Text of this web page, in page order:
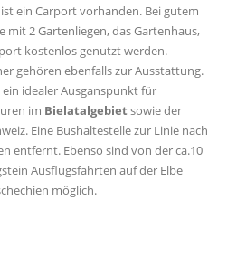
ein Carport vorhanden. Bei gutem
mit 2 Gartenliegen, das Gartenhaus,
kostenlos genutzt werden.
gehören ebenfalls zur Ausstattung.
idealer Ausganspunkt für
im Bielatalgebiet sowie der
Eine Bushaltestelle zur Linie nach
entfernt. Ebenso sind von der ca.10
Ausflugsfahrten auf der Elbe
möglich.